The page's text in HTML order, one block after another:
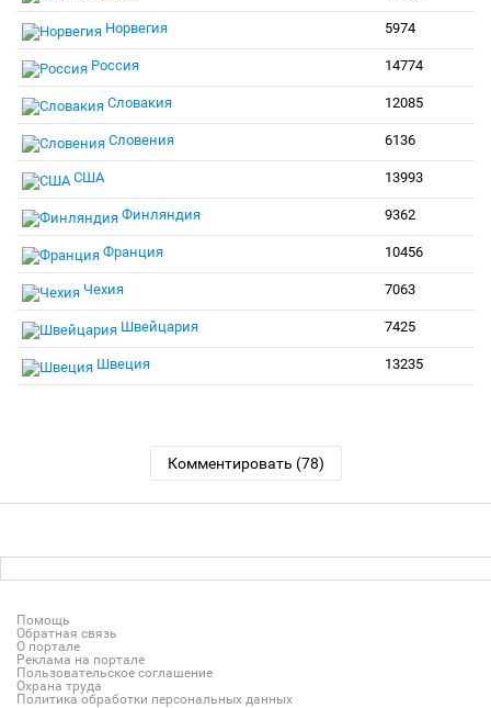
Норвегия 5974
Россия 14774
Словакия 12085
Словения 6136
США 13993
Финляндия 9362
Франция 10456
Чехия 7063
Швейцария 7425
Швеция 13235
Комментировать (78)
Помощь
Обратная связь
О портале
Реклама на портале
Пользовательское соглашение
Охрана труда
Политика обработки персональных данных